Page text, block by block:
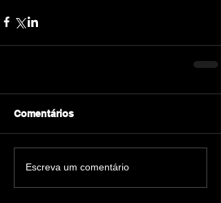
Comentários
Escreva um comentário